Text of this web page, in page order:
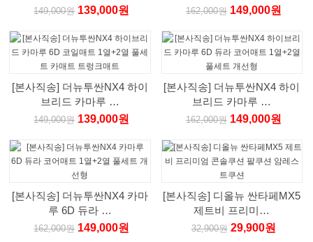
149,000원 139,000원 162,000원149,000원
[본사직송] 더뉴투싼NX4 하이
브리드 카마루 …
149,000원 139,000원
[본사직송] 더뉴투싼NX4 하이
브리드 카마루 …
162,000원149,000원
[본사직송] 더뉴투싼NX4 카마
루 6D 듀라 …
162,000원 149,000원
[본사직송] 디올뉴 싼타페MX5
제트비 프리미…
32,900원29,900원